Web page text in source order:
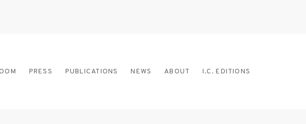
PRESS PUBLICATIONS NEWS ABOUT I.C. EDITIONS